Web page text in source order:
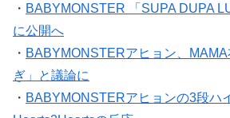
に公開へ
・BABYMONSTERアヒョン、MAMA
ぎ」と議論に
・BABYMONSTERアヒョンの3段ハ
Hearts2Heartsの反応